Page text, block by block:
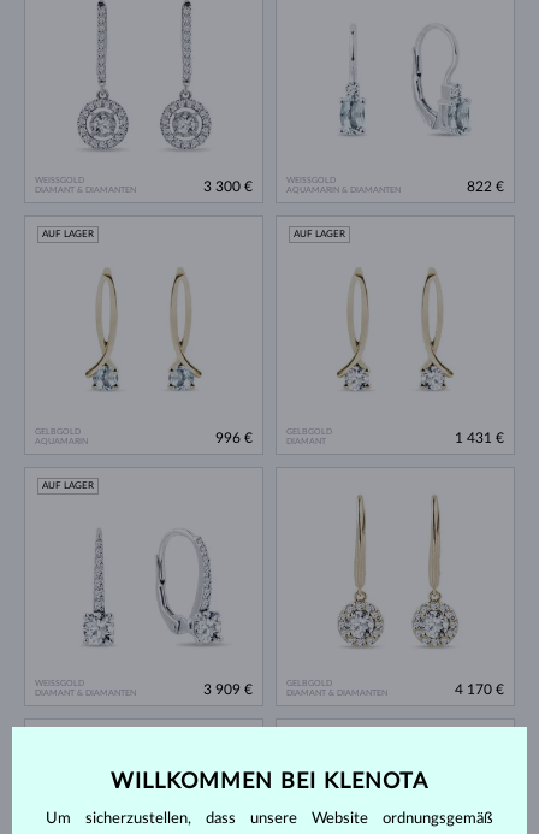
WEISSGOLD
DIAMANT & DIAMANTEN
3 300 €
WEISSGOLD
AQUAMARIN & DIAMANTEN
822 €
GELBGOLD
AQUAMARIN
AUF LAGER
996 €
GELBGOLD
DIAMANT
AUF LAGER
1 431 €
WEISSGOLD
DIAMANT & DIAMANTEN
AUF LAGER
3 909 €
GELBGOLD
DIAMANT & DIAMANTEN
4 170 €
WILLKOMMEN BEI KLENOTA
Um sicherzustellen, dass unsere Website ordnungsgemäß